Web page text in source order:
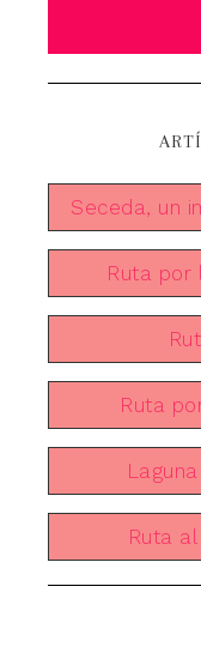
Seceda, un
Ruta por
Ruta
Ruta